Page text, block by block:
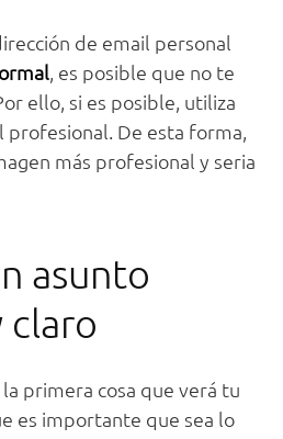
de email personal
, es posible que no te
ello, si es posible, utiliza
profesional. De esta forma,
más profesional y seria
asunto
claro
primera cosa que verá tu
es importante que sea lo